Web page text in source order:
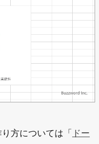
方については「 ドー